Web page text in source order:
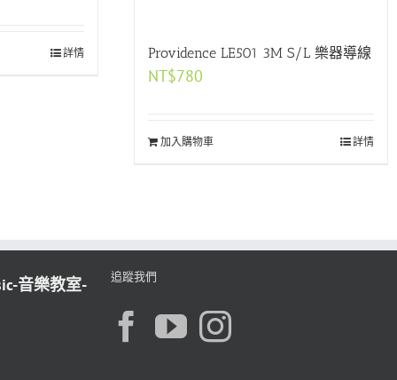
詳情 Providence LE501 3M S/L 樂器導線
NT$780
加入購物車 詳情
音樂教室-
追蹤我們